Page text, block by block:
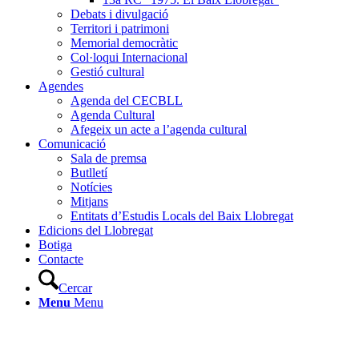
Debats i divulgació
Territori i patrimoni
Memorial democràtic
Col·loqui Internacional
Gestió cultural
Agendes
Agenda del CECBLL
Agenda Cultural
Afegeix un acte a l’agenda cultural
Comunicació
Sala de premsa
Butlletí
Notícies
Mitjans
Entitats d’Estudis Locals del Baix Llobregat
Edicions del Llobregat
Botiga
Contacte
Cercar
Menu Menu